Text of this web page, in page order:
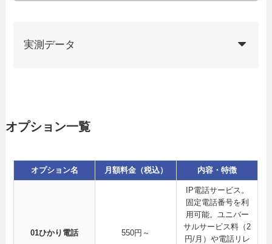
実測データ
オプション一覧
オプション名 月額料金（税込） 内容・特徴
01ひかり電話 550円～
IP電話サービス。
固定電話番号を利
用可能。ユニバー
サルサービス料（2
円/月）や電話リレ